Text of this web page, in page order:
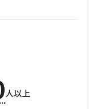
人以上